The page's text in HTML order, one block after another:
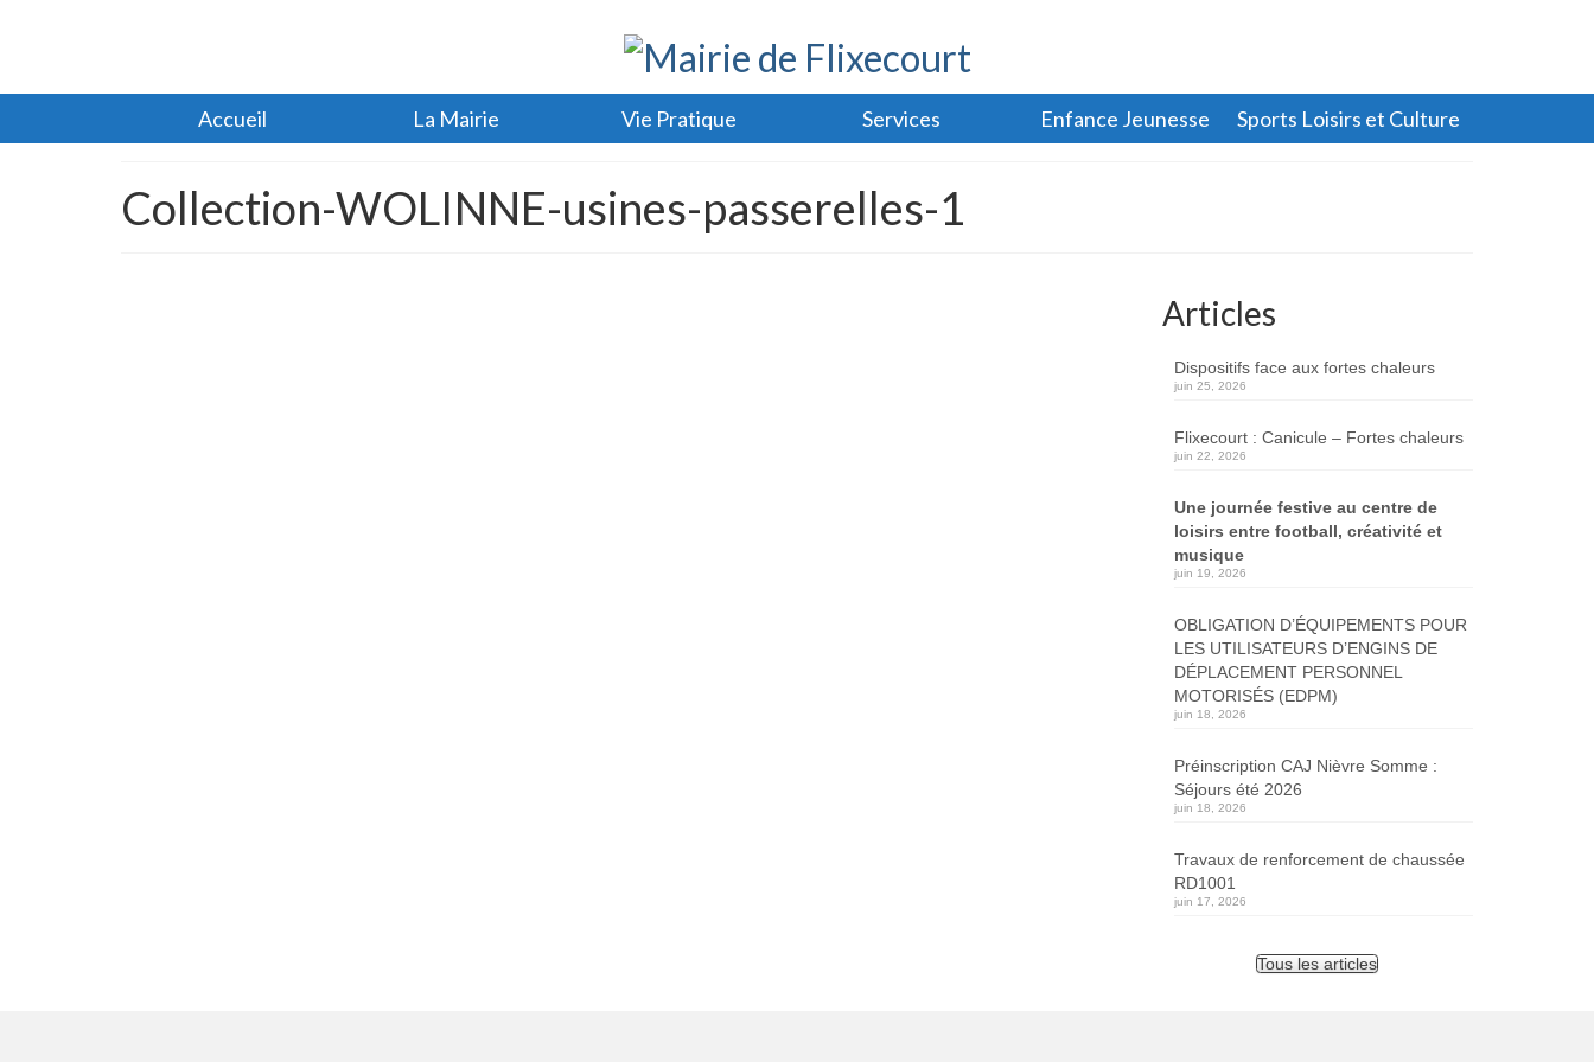
Accueil La Mairie Vie Pratique Services Enfance Jeunesse Sports Loisirs et Culture
Collection-WOLINNE-usines-passerelles-1
Articles
Dispositifs face aux fortes chaleurs
juin 25, 2026
Flixecourt : Canicule – Fortes chaleurs
juin 22, 2026
Une journée festive au centre de
loisirs entre football, créativité et
musique
juin 19, 2026
OBLIGATION D’ÉQUIPEMENTS POUR
LES UTILISATEURS D’ENGINS DE
DÉPLACEMENT PERSONNEL
MOTORISÉS (EDPM)
juin 18, 2026
Préinscription CAJ Nièvre Somme :
Séjours été 2026
juin 18, 2026
Travaux de renforcement de chaussée
RD1001
juin 17, 2026
Tous les articles